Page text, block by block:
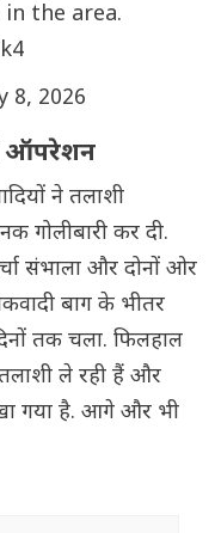
in the area.
8, 2026
ऑपरेशन
ने तलाशी
गोलीबारी कर दी.
संभाला और दोनों ओर
बाग के भीतर
तक चला. फिलहाल
तलाशी ले रही हैं और
गया है. आगे और भी